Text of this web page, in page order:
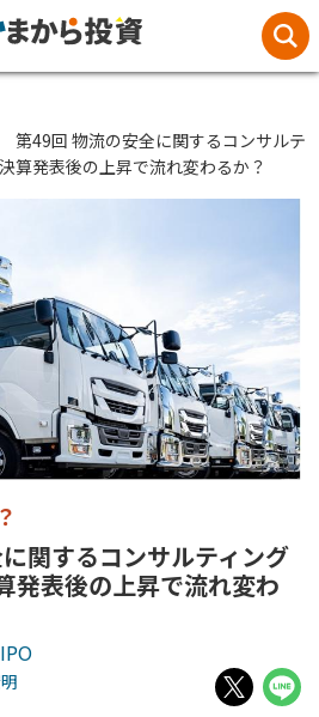
第49回 物流の安全に関するコンサルテ
算発表後の上昇で流れ変わるか？
関するコンサルティング
表後の上昇で流れ変わ